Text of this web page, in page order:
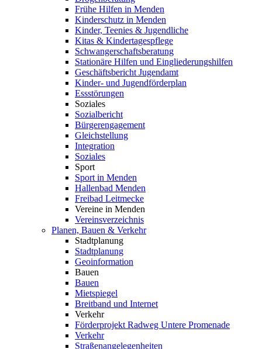
Frühe Hilfen in Menden
Kinderschutz in Menden
Kinder, Teenies & Jugendliche
Kitas & Kindertagespflege
Schwangerschaftsberatung
Stationäre Hilfen und Eingliederungshilfen
Geschäftsbericht Jugendamt
Kinder- und Jugendförderplan
Essstörungen
Soziales
Sozialbericht
Bürgerengagement
Gleichstellung
Integration
Soziales
Sport
Sport in Menden
Hallenbad Menden
Freibad Leitmecke
Vereine in Menden
Vereinsverzeichnis
Planen, Bauen & Verkehr
Stadtplanung
Stadtplanung
Geoinformation
Bauen
Bauen
Mietspiegel
Breitband und Internet
Verkehr
Förderprojekt Radweg Untere Promenade
Verkehr
Straßenangelegenheiten